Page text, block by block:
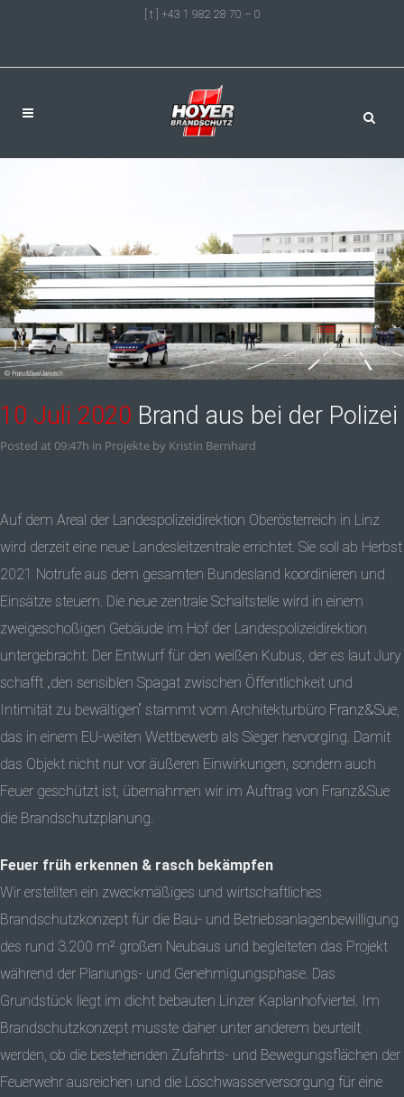
[ t ] +43 1 982 28 70 – 0
10 Juli 2020 Brand aus bei der Polizei
Posted at 09:47h in Projekte by Kristin Bernhard
Auf dem Areal der Landespolizeidirektion Oberösterreich in Linz
wird derzeit eine neue Landesleitzentrale errichtet. Sie soll ab Herbst
2021 Notrufe aus dem gesamten Bundesland koordinieren und
Einsätze steuern. Die neue zentrale Schaltstelle wird in einem
zweigeschoßigen Gebäude im Hof der Landespolizeidirektion
untergebracht. Der Entwurf für den weißen Kubus, der es laut Jury
schafft „den sensiblen Spagat zwischen Öffentlichkeit und
Intimität zu bewältigen“ stammt vom Architekturbüro Franz&Sue,
das in einem EU-weiten Wettbewerb als Sieger hervorging. Damit
das Objekt nicht nur vor äußeren Einwirkungen, sondern auch
Feuer geschützt ist, übernahmen wir im Auftrag von Franz&Sue
die Brandschutzplanung.
Feuer früh erkennen & rasch bekämpfen
Wir erstellten ein zweckmäßiges und wirtschaftliches
Brandschutzkonzept für die Bau- und Betriebsanlagenbewilligung
des rund 3.200 m² großen Neubaus und begleiteten das Projekt
während der Planungs- und Genehmigungsphase. Das
Grundstück liegt im dicht bebauten Linzer Kaplanhofviertel. Im
Brandschutzkonzept musste daher unter anderem beurteilt
werden, ob die bestehenden Zufahrts- und Bewegungsflächen der
Feuerwehr ausreichen und die Löschwasserversorgung für eine